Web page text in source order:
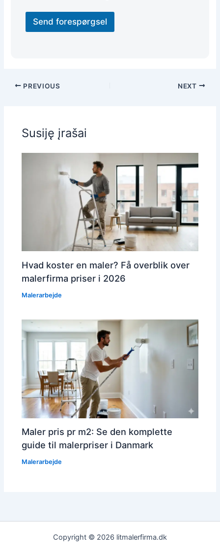
Send forespørgsel
PREVIOUS NEXT
Susiję įrašai
Hvad koster en maler? Få overblik over
malerfirma priser i 2026
Malerarbejde
Maler pris pr m2: Se den komplette
guide til malerpriser i Danmark
Malerarbejde
Copyright © 2026 litmalerfirma.dk